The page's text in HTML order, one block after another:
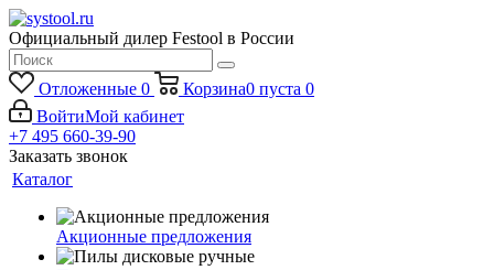
Официальный дилер Festool в России
Отложенные 0 Корзина0 пуста 0
ВойтиМой кабинет
+7 495 660-39-90
Заказать звонок
Каталог
Акционные предложения